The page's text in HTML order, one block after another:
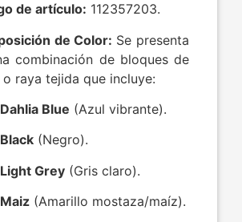
de artículo: 112357203.
de Color: Se presenta
combinación de bloques de
raya tejida que incluye:
Dahlia Blue (Azul vibrante).
Black (Negro).
Light Grey (Gris claro).
Maiz (Amarillo mostaza/maíz).